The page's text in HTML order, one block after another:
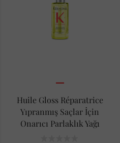
Huile Gloss Réparatrice
Yıpranmış Saçlar İçin
Onarıcı Parlaklık Yağı